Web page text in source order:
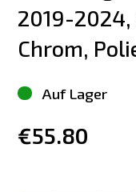
2019-
Chrom,
Auf Lager
€55.80